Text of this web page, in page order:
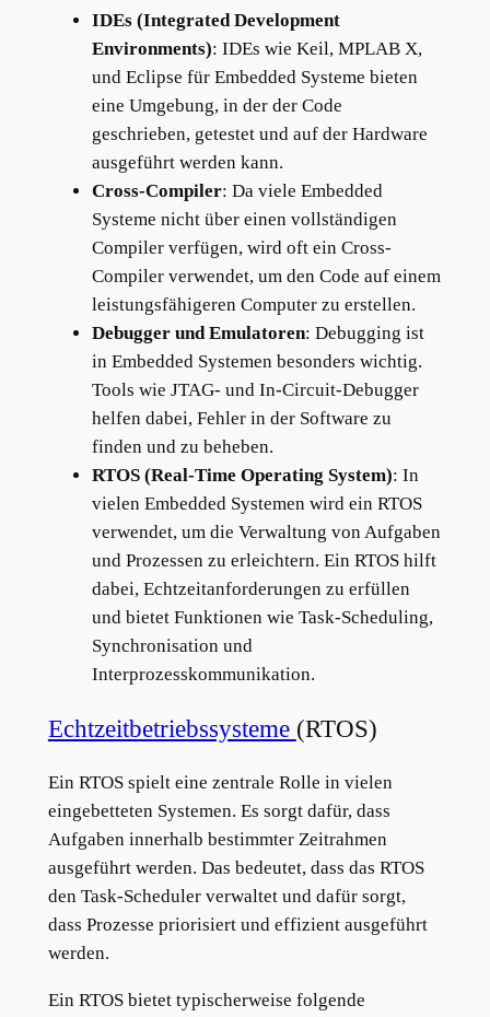
IDEs (Integrated Development
Environments): IDEs wie Keil, MPLAB X,
und Eclipse für Embedded Systeme bieten
eine Umgebung, in der der Code
geschrieben, getestet und auf der Hardware
ausgeführt werden kann.
Cross-Compiler: Da viele Embedded
Systeme nicht über einen vollständigen
Compiler verfügen, wird oft ein Cross-
Compiler verwendet, um den Code auf einem
leistungsfähigeren Computer zu erstellen.
Debugger und Emulatoren: Debugging ist
in Embedded Systemen besonders wichtig.
Tools wie JTAG- und In-Circuit-Debugger
helfen dabei, Fehler in der Software zu
finden und zu beheben.
RTOS (Real-Time Operating System): In
vielen Embedded Systemen wird ein RTOS
verwendet, um die Verwaltung von Aufgaben
und Prozessen zu erleichtern. Ein RTOS hilft
dabei, Echtzeitanforderungen zu erfüllen
und bietet Funktionen wie Task-Scheduling,
Synchronisation und
Interprozesskommunikation.
Echtzeitbetriebssysteme (RTOS)
Ein RTOS spielt eine zentrale Rolle in vielen
eingebetteten Systemen. Es sorgt dafür, dass
Aufgaben innerhalb bestimmter Zeitrahmen
ausgeführt werden. Das bedeutet, dass das RTOS
den Task-Scheduler verwaltet und dafür sorgt,
dass Prozesse priorisiert und effizient ausgeführt
werden.
Ein RTOS bietet typischerweise folgende